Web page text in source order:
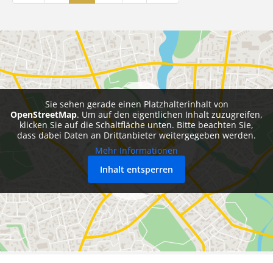
Sie sehen gerade einen Platzhalterinhalt von
OpenStreetMap. Um auf den eigentlichen Inhalt zuzugreifen,
klicken Sie auf die Schaltfläche unten. Bitte beachten Sie,
dass dabei Daten an Drittanbieter weitergegeben werden.
Mehr Informationen
Inhalt entsperren